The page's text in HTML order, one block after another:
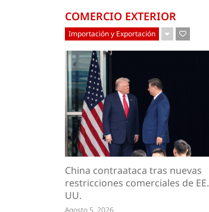
COMERCIO EXTERIOR
Importación y Exportación
China contraataca tras nuevas
restricciones comerciales de EE.
UU.